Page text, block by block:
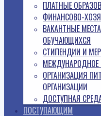
ПЛАТНЫЕ
ФИНАНСОВО-
ВАКАНТНЫЕ
ОБУЧАЮЩИХСЯ
СТИПЕНДИИ И
МЕЖДУНАРОДНОЕ
ОРГАНИЗАЦИЯ
ОРГАНИЗАЦИИ
ДОСТУПНАЯ
ПОСТУПАЮЩИМ